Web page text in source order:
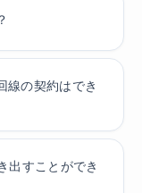
線の契約はでき
出すことができ